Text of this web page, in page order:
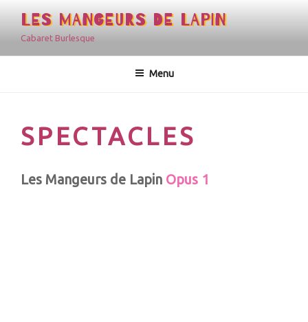
contenu
principal
LES MANGEURS DE LAPIN
Cabaret Burlesque
Menu
SPECTACLES
Les Mangeurs de Lapin Opus 1